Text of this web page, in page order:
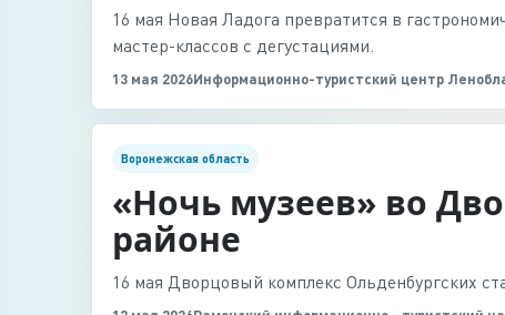
16 мая Новая Ладога превратится в
мастер-классов с дегустациями.
13 мая 2026Информационно-туристский центр
Воронежская область
«Ночь музеев» во
районе
16 мая Дворцовый комплекс Ольденбургских